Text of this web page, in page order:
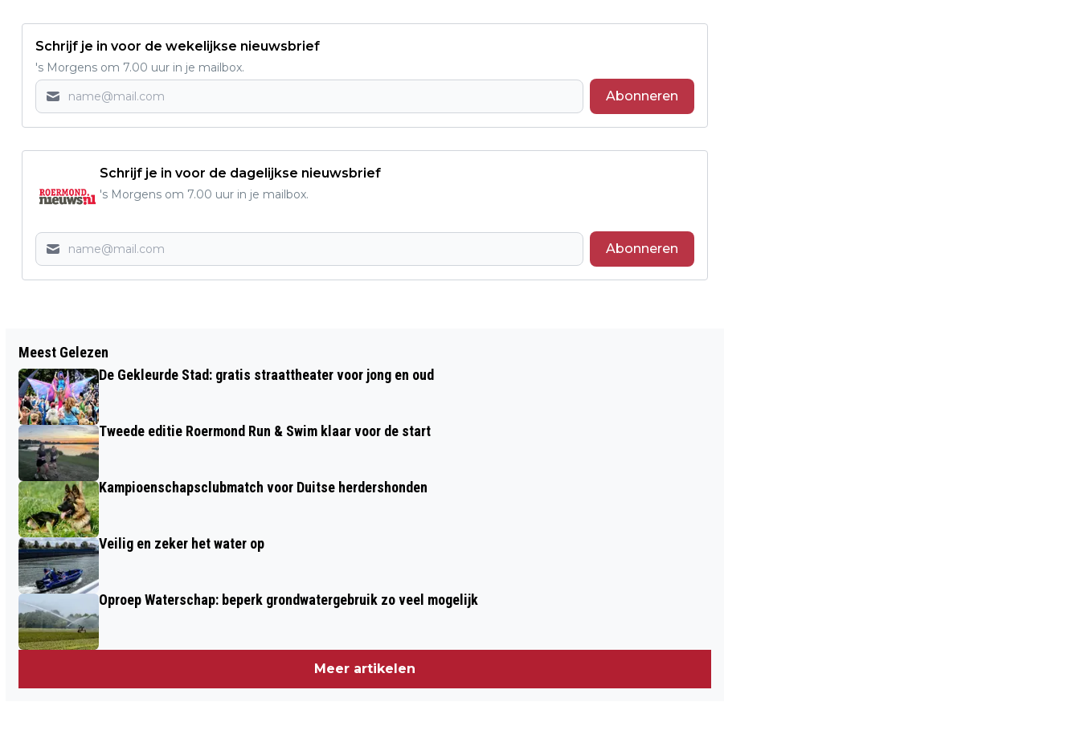
Schrijf je in voor de wekelijkse nieuwsbrief
's Morgens om 7.00 uur in je mailbox.
Abonneren
Schrijf je in voor de dagelijkse nieuwsbrief
's Morgens om 7.00 uur in je mailbox.
Abonneren
HET WEERBERICHT VOOR MIDDEN-
LIMBURG VAN DINSDAG 25 NOVEMBER
2025
SCOOTER EN AUTO IN ROERMONDTITLED
Meest Gelezen
De Gekleurde Stad: gratis straattheater voor jong en oud
Tweede editie Roermond Run & Swim klaar voor de start
Kampioenschapsclubmatch voor Duitse herdershonden
Veilig en zeker het water op
Oproep Waterschap: beperk grondwatergebruik zo veel mogelijk
Meer artikelen